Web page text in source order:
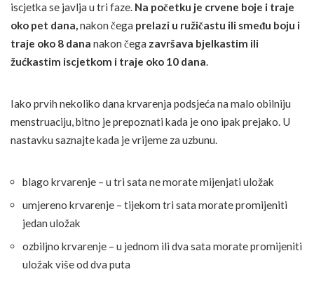
iscjetka se javlja u tri faze. Na početku je crvene boje i traje
oko pet dana,nakon čega prelazi u ružičastu ili smeđu boju i
traje oko 8 dana nakon čega završava bjelkastim ili
žućkastim iscjetkom i traje oko 10 dana.
Iako prvih nekoliko dana krvarenja podsjeća na malo obilniju
menstruaciju, bitno je prepoznati kada je ono ipak prejako. U
nastavku saznajte kada je vrijeme za uzbunu.
blago krvarenje – u tri sata ne morate mijenjati uložak
umjereno krvarenje – tijekom tri sata morate promijeniti
jedan uložak
ozbiljno krvarenje – u jednom ili dva sata morate promijeniti
uložak više od dva puta